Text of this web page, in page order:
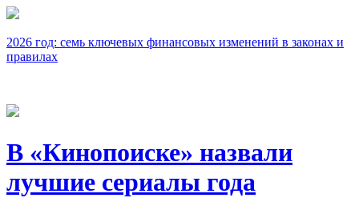
2026 год: семь ключевых финансовых изменений в законах и
правилах
В «Кинопоиске» назвали
лучшие сериалы года